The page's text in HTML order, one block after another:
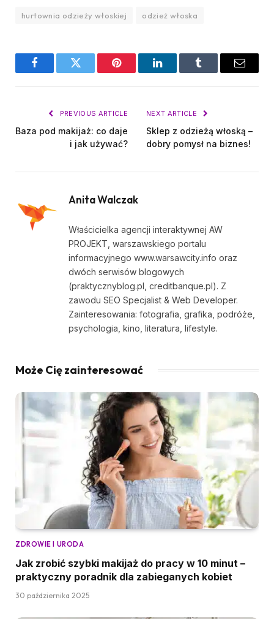
hurtownia odzieży włoskiej odzież włoska
FacebookTwitter Pinterest LinkedInTumblr Email
PREVIOUS ARTICLE
Baza pod makijaż: co daje
i jak używać?
NEXT ARTICLE
Sklep z odzieżą włoską –
dobry pomysł na biznes!
Anita Walczak
Właścicielka agencji interaktywnej AW
PROJEKT, warszawskiego portalu
informacyjnego www.warsawcity.info oraz
dwóch serwisów blogowych
(praktycznyblog.pl, creditbanque.pl). Z
zawodu SEO Specjalist & Web Developer.
Zainteresowania: fotografia, grafika, podróże,
psychologia, kino, literatura, lifestyle.
Może Cię zainteresować
ZDROWIE I URODA
Jak zrobić szybki makijaż do pracy w 10 minut –
praktyczny poradnik dla zabieganych kobiet
30 października 2025